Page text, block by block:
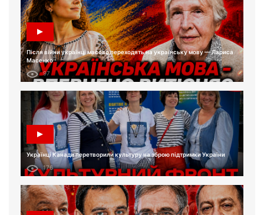
Після війни українці масово переходять на українську мову — Лариса
Масенко
97
Українці Канади перетворили культуру на зброю підтримки України
176